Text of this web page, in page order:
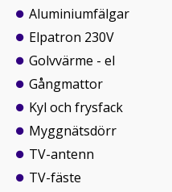
Aluminiumfälgar
Elpatron 230V
Golvvärme - el
Gångmattor
Kyl och frysfack
Myggnätsdörr
TV-antenn
TV-fäste